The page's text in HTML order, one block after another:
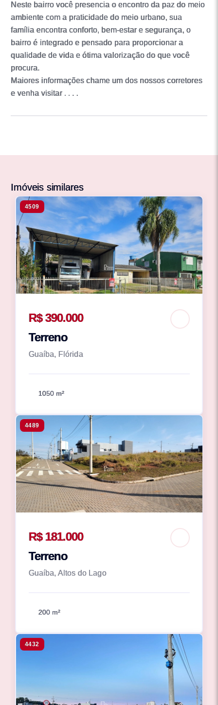
Neste bairro você presencia o encontro da paz do meio
ambiente com a praticidade do meio urbano, sua
família encontra conforto, bem-estar e segurança, o
bairro é integrado e pensado para proporcionar a
qualidade de vida e ótima valorização do que você
procura.
Maiores informações chame um dos nossos corretores
e venha visitar . . . .
Imóveis similares
4509
R$ 390.000
Terreno
Guaíba, Flórida
1050 m²
4489
R$ 181.000
Terreno
Guaíba, Altos do Lago
200 m²
4432